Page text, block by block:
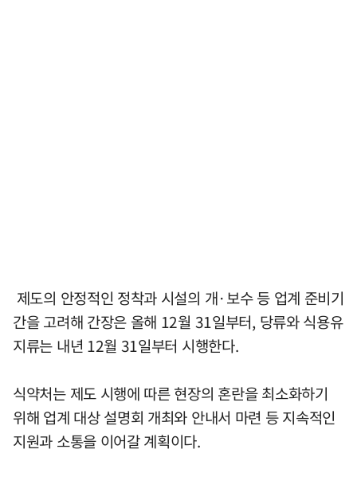
제도의 안정적인 정착과 시설의 개·보수 등 업계 준비기
간을 고려해 간장은 올해 12월 31일부터, 당류와 식용유
지류는 내년 12월 31일부터 시행한다.
식약처는 제도 시행에 따른 현장의 혼란을 최소화하기
위해 업계 대상 설명회 개최와 안내서 마련 등 지속적인
지원과 소통을 이어갈 계획이다.